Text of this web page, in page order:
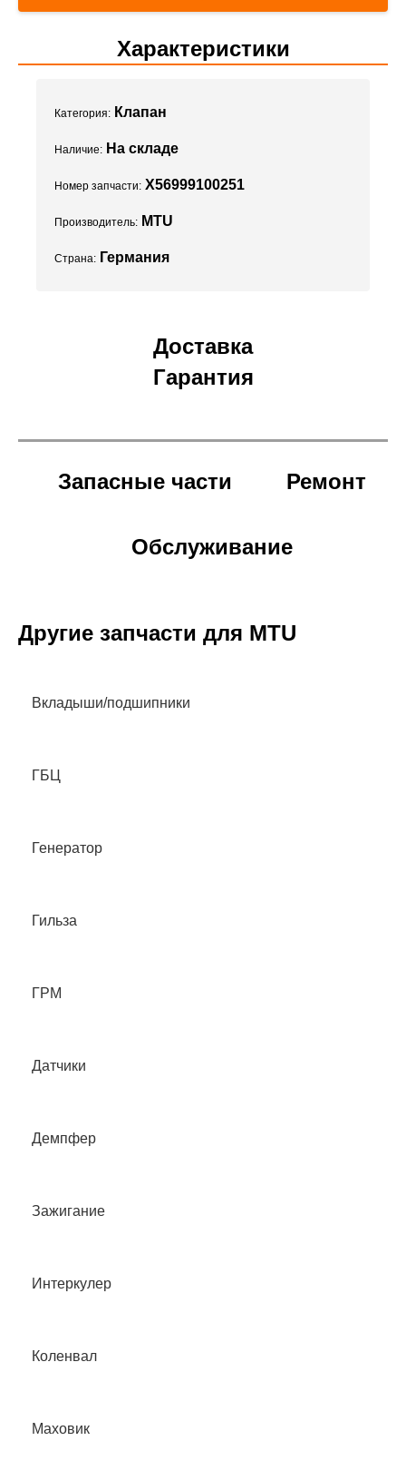
Характеристики
Категория: Клапан
Наличие: На складе
Номер запчасти: X56999100251
Производитель: MTU
Страна: Германия
Доставка
Гарантия
Запасные части Ремонт
Обслуживание
Другие запчасти для MTU
Вкладыши/подшипники
ГБЦ
Генератор
Гильза
ГРМ
Датчики
Демпфер
Зажигание
Интеркулер
Коленвал
Маховик